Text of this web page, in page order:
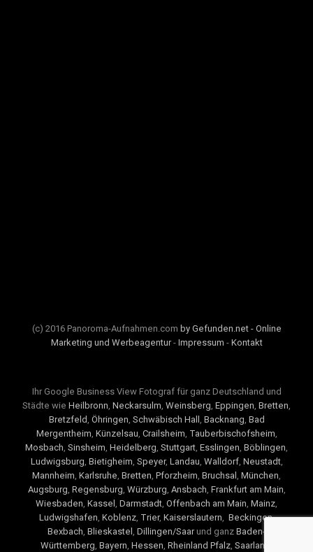
(c) 2016 Panoroma-Aufnahmen.com by Gefunden.net - Online
Marketing und Werbeagentur- Impressum - Kontakt
Ihr Google Business View Fotograf für ganz Deutschland und
Städte wie Heilbronn, Neckarsulm, Weinsberg, Eppingen, Bretten,
Bretzfeld, Öhringen, Schwäbisch Hall , Backnang, Bad
Mergentheim, Künzelsau, Crailsheim, Tauberbischofsheim,
Mosbach, Sinsheim, Heidelberg, Stuttgart, Esslingen, Böblingen,
Ludwigsburg, Bietigheim, Speyer, Landau, Walldorf, Neustadt,
Mannheim, Karlsruhe, Bretten, Pforzheim, Bruchsal , München,
Augsburg, Regensburg, Würzburg, Ansbach, Frankfurt am Main,
Wiesbaden, Kassel , Darmstadt, Offenbach am Main, Mainz,
Ludwigshafen, Koblenz, Trier, Kaiserslautern, Beckingen,
Bexbach, Blieskastel , Dillingen/Saarund ganz Baden-
Württemberg, Bayern, Hessen, Rheinland Pfalz, Saarland